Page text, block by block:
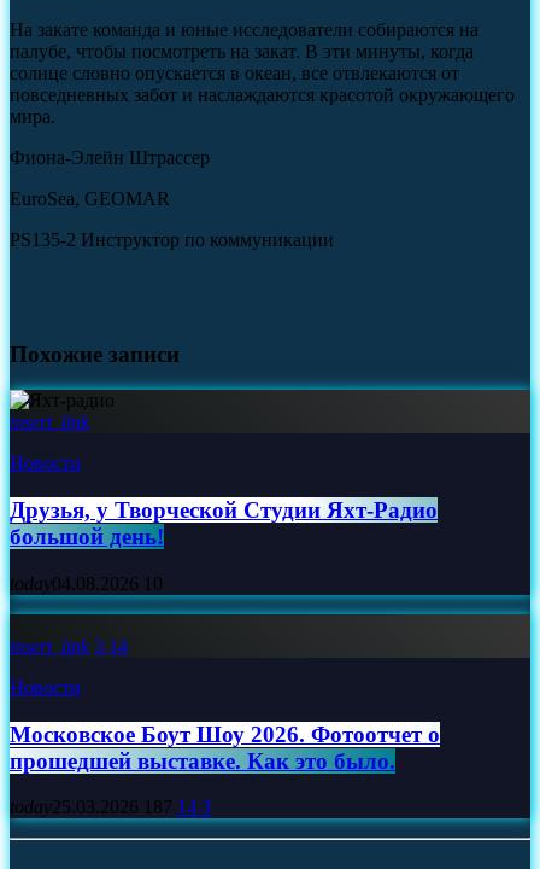
На закате команда и юные исследователи собираются на
палубе, чтобы посмотреть на закат. В эти минуты, когда
солнце словно опускается в океан, все отвлекаются от
повседневных забот и наслаждаются красотой окружающего
мира.
Фиона-Элейн Штрассер
EuroSea, GEOMAR
PS135-2 Инструктор по коммуникации
Похожие записи
insert_link
Новости
Друзья, у Творческой Студии Яхт‑Радио
большой день!
today04.08.2026 10
insert_link 3 14
Новости
Московское Боут Шоу 2026. Фотоотчет о
прошедшей выставке. Как это было.
today25.03.2026 187 14 3